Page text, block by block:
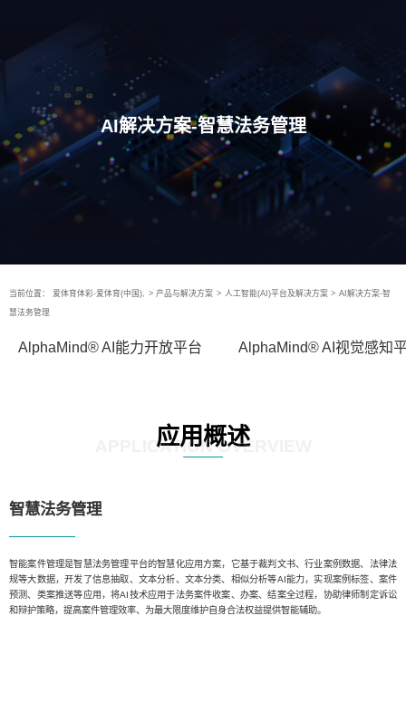
AI解决方案-智慧法务管理
当前位置： 爱体育体彩-爱体育(中国), > 产品与解决方案 > 人工智能(AI)平台及解决方案 > AI解决方案-智
慧法务管理
AlphaMind® AI能力开放平台 AlphaMind® AI视觉感知
应用概述
APPLICATION OVERVIEW
智慧法务管理
智能案件管理是智慧法务管理平台的智慧化应用方案，它基于裁判文书、行业案例数据、法律法
规等大数据，开发了信息抽取、文本分析、文本分类、相似分析等AI能力，实现案例标签、案件
预测、类案推送等应用，将AI技术应用于法务案件收案、办案、结案全过程，协助律师制定诉讼
和辩护策略，提高案件管理效率、为最大限度维护自身合法权益提供智能辅助。